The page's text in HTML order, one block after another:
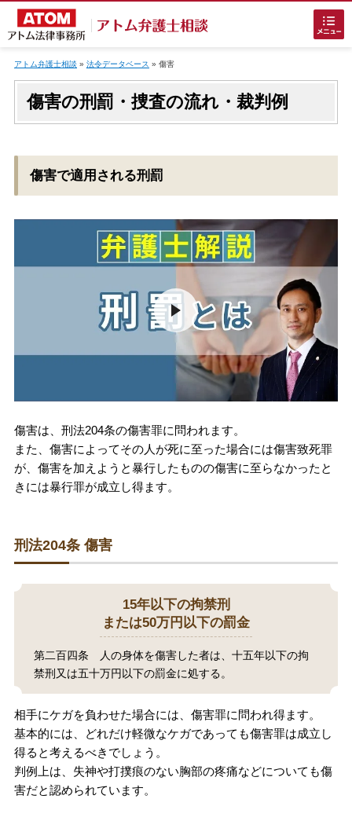
でお困りの方
刑事事件の無料相談
接見・面会を弁護士に依頼
刑事事件を示談で解決したい
アトムについて 知りたい方
弁護士紹介
アクセス
ご依頼者からのお手紙
無料相談の口コミ評判
刑事事件について
アトム弁護士相談 » 法令データベース » 傷害
傷害の刑罰・捜査の流れ・裁判例
傷害で適用される刑罰
傷害は、刑法204条の傷害罪に問われます。
また、傷害によってその人が死に至った場合には傷害致死罪
が、傷害を加えようと暴行したものの傷害に至らなかったと
きには暴行罪が成立し得ます。
刑法204条 傷害
15年以下の拘禁刑
または50万円以下の罰金
第二百四条 人の身体を傷害した者は、十五年以下の拘
禁刑又は五十万円以下の罰金に処する。
相手にケガを負わせた場合には、傷害罪に問われ得ます。
基本的には、どれだけ軽微なケガであっても傷害罪は成立し
得ると考えるべきでしょう。
判例上は、失神や打撲痕のない胸部の疼痛などについても傷
害だと認められています。